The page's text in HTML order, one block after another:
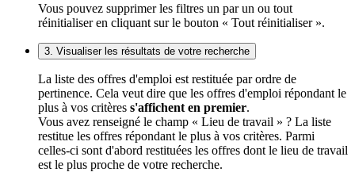
Vous pouvez supprimer les filtres un par un ou tout
réinitialiser en cliquant sur le bouton « Tout réinitialiser ».
3. Visualiser les résultats de votre recherche
La liste des offres d'emploi est restituée par ordre de
pertinence. Cela veut dire que les offres d'emploi répondant le
plus à vos critères s'affichent en premier.
Vous avez renseigné le champ « Lieu de travail » ? La liste
restitue les offres répondant le plus à vos critères. Parmi
celles-ci sont d'abord restituées les offres dont le lieu de travail
est le plus proche de votre recherche.